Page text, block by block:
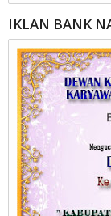
IKLAN BANK